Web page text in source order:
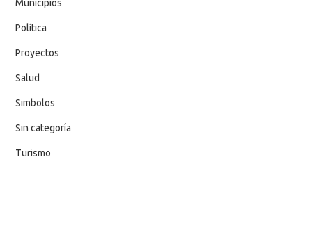
Municipios
Política
Proyectos
Salud
Simbolos
Sin categoría
Turismo